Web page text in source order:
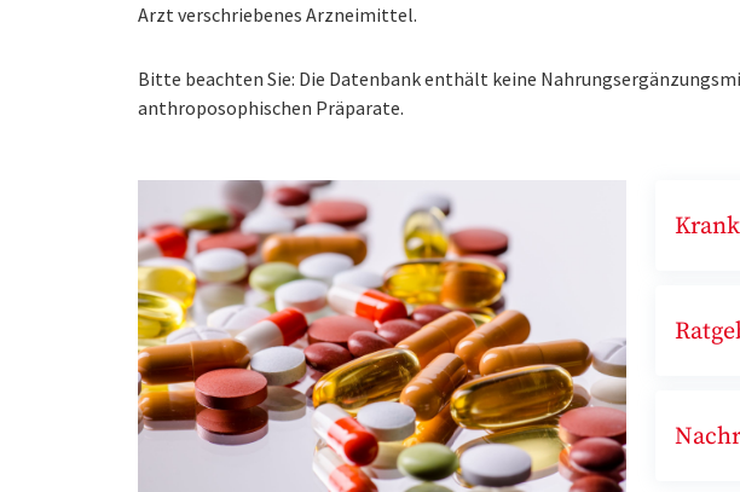
Arzt verschriebenes Arzneimittel.
Bitte beachten Sie: Die Datenbank enthält keine
anthroposophischen Präparate.